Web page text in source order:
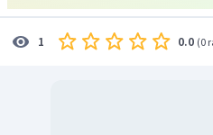
1 0.0 (0